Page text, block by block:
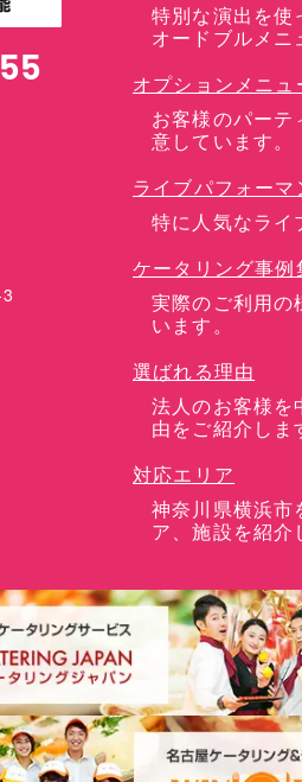
特別な演出を使
オードブルメ
オプションメニュ
お客様のパーテ
意しています。
ライブパフォーマ
特に人気なライ
ケータリング事例
実際のご利用の
います。
選ばれる理由
法人のお客様を
由をご紹介しま
対応エリア
神奈川県横浜市
ア、施設を紹介